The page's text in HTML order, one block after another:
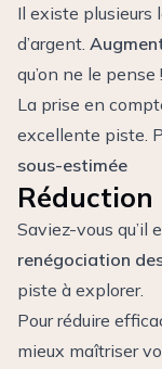
Il existe plusieurs
d’argent.
qu’on ne le pense !
La prise en
excellente piste.
sous-estimée
Réduction
Saviez-vous qu’il
renégociation
piste à explorer.
Pour réduire
mieux maîtriser